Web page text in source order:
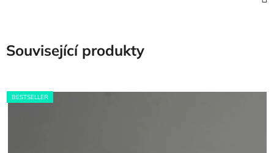
Související produkty
BESTSELLER